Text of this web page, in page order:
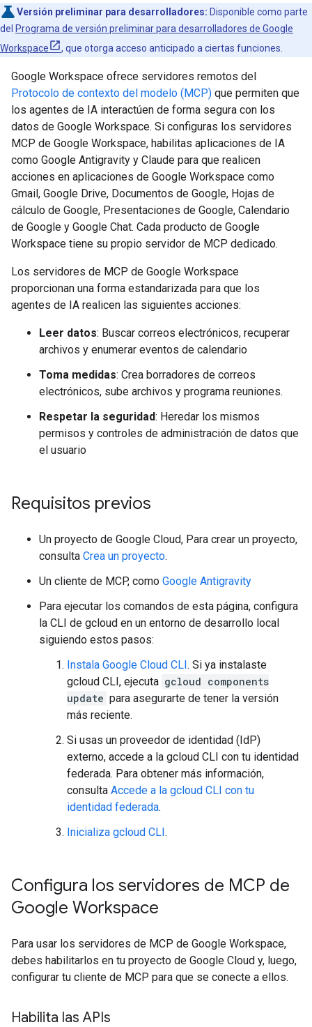
Versión preliminar para desarrolladores: Disponible como parte
del Programa de versión preliminar para desarrolladores de Google
Workspace
, que otorga acceso anticipado a ciertas funciones.
Google Workspace ofrece servidores remotos del
Protocolo de contexto del modelo (MCP) que permiten que
los agentes de IA interactúen de forma segura con los
datos de Google Workspace. Si configuras los servidores
MCP de Google Workspace, habilitas aplicaciones de IA
como Google Antigravity y Claude para que realicen
acciones en aplicaciones de Google Workspace como
Gmail, Google Drive, Documentos de Google, Hojas de
cálculo de Google, Presentaciones de Google, Calendario
de Google y Google Chat. Cada producto de Google
Workspace tiene su propio servidor de MCP dedicado.
Los servidores de MCP de Google Workspace
proporcionan una forma estandarizada para que los
agentes de IA realicen las siguientes acciones:
Leer datos: Buscar correos electrónicos, recuperar
archivos y enumerar eventos de calendario
Toma medidas: Crea borradores de correos
electrónicos, sube archivos y programa reuniones.
Respetar la seguridad: Heredar los mismos
permisos y controles de administración de datos que
el usuario
Requisitos previos
Un proyecto de Google Cloud, Para crear un proyecto,
consulta Crea un proyecto.
Un cliente de MCP, como Google Antigravity
Para ejecutar los comandos de esta página, configura
la CLI de gcloud en un entorno de desarrollo local
siguiendo estos pasos:
Instala Google Cloud CLI. Si ya instalaste
gcloud CLI, ejecuta gcloud components
update para asegurarte de tener la versión
más reciente.
Si usas un proveedor de identidad (IdP)
externo, accede a la gcloud CLI con tu identidad
federada. Para obtener más información,
consulta Accede a la gcloud CLI con tu
identidad federada.
Inicializa gcloud CLI.
Configura los servidores de MCP de
Google Workspace
Para usar los servidores de MCP de Google Workspace,
debes habilitarlos en tu proyecto de Google Cloud y, luego,
configurar tu cliente de MCP para que se conecte a ellos.
Habilita las APIs